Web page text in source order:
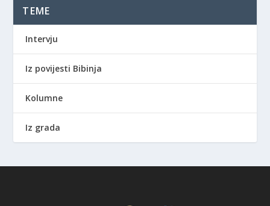
TEME
Intervju
Iz povijesti Bibinja
Kolumne
Iz grada